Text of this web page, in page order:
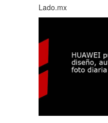
Lado.mx